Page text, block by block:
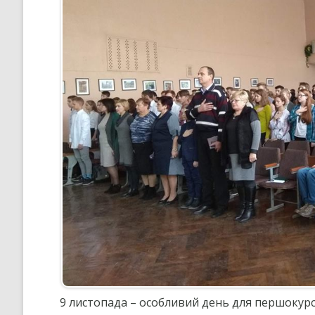
СТРАТЕГІЯ РОЗВИТКУ ЛІЦЕЮ
”НА ШЛЯХУ ДО ШКОЛИ
ДЕМОКРАТІЇ”
ПІДВИЩЕННЯ КВАЛІФІКАЦІЇ
ПЕДАГОГІВ
ВИБІР ПІДРУЧНИКІВ
ПОРЯДОК ЗАРАХУВАННЯ ДО
ЛІЦЕЮ/НАЯВНІСТЬ ВІЛЬНИХ
МІСЦЬ/ІНДИВІДУАЛЬНА
НАВЧАННЯ
9 листопада – особливий день для